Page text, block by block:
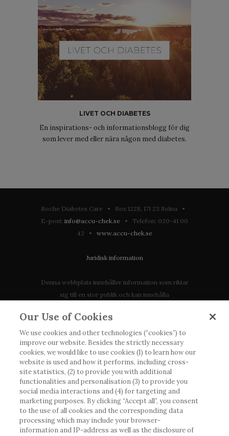
LIVET OCH DIABETES
En inspirations- och informationsblogg för dig
som lever med eller nära någon med diabetes.
Roche Diabetes Care • Box 1228, 171 23 Solna •
E-post: info@accu-chek.se • Telefon: 020-41 00
42 • www.accu-chek.se
Juridisk information
Denna webbplats innehåller information som riktar
sig till en stor publik och kan innehålla
tillgänglig eller giltig i ditt land. Vänligen observera
att vi inte tar något ansvar för information som
eventuellt inte uppfyller någon gällande rättslig
process, förordning, registrering eller användning i
landet där du bor.
Roche har inte alltid möjlighet att kvalitetssäkra
andras inlägg, men kommer att ta bort vilseledande
eller olämpliga inlägg i möjligaste mån. Vi har inget
ansvar för innehållet på externa webbplatser som
Our Use of Cookies
We use cookies and other technologies (“cookies”) to
improve our website. Besides the strictly necessary
cookies, we would like to use cookies (1) to learn how our
website is used and how it performs, including cross-
site statistics, (2) to provide you with additional
functionalities and personalisation (3) to provide you
social media interactions and (4) for targeting and
marketing purposes. By clicking “Accept all”, you consent
to the use of all cookies and the corresponding data
processing which may include your browser-
information and IP-address as well as the disclosure of